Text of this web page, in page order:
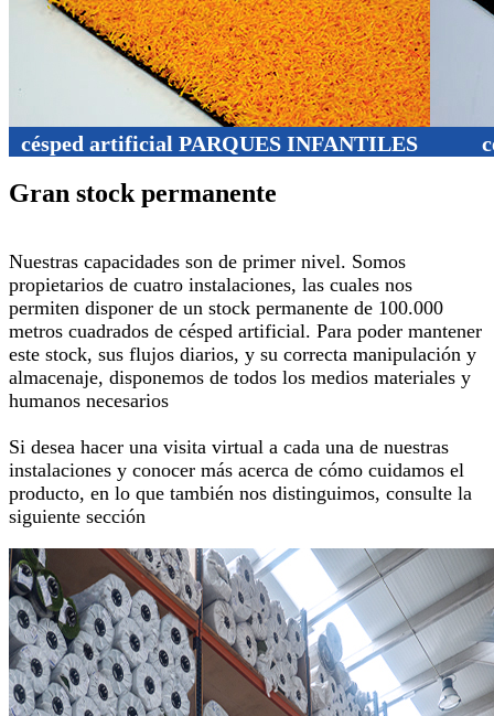
césped artificial PARQUES INFANTILES
Gran stock permanente
Nuestras capacidades son de primer nivel. Somos
propietarios de cuatro instalaciones, las cuales nos
permiten disponer de un stock permanente de 100.000
metros cuadrados de césped artificial. Para poder mantener
este stock, sus flujos diarios, y su correcta manipulación y
almacenaje, disponemos de todos los medios materiales y
humanos necesarios
Si desea hacer una visita virtual a cada una de nuestras
instalaciones y conocer más acerca de cómo cuidamos el
producto, en lo que también nos distinguimos, consulte la
siguiente sección